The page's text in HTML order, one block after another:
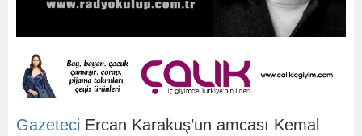
Gazeteci Ercan Karakuş’un amcası Kemal